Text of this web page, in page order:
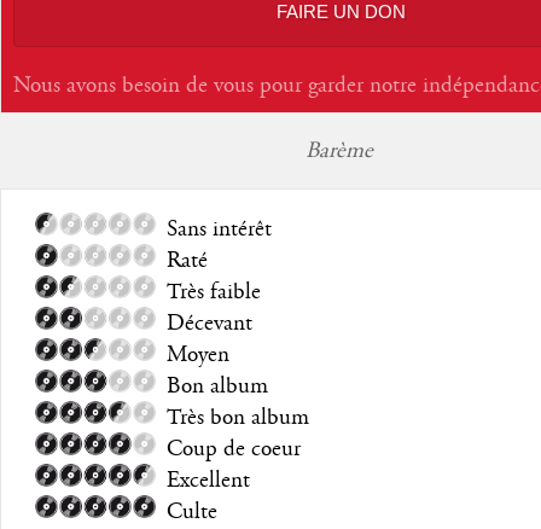
FAIRE UN DON
Nous avons besoin de vous pour garder notre
Barème
Sans intérêt
Raté
Très faible
Décevant
Moyen
Bon album
Très bon album
Coup de coeur
Excellent
Culte